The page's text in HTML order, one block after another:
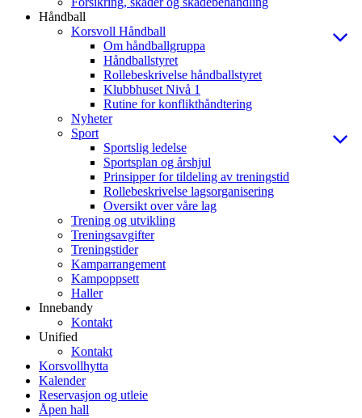
Håndball
Korsvoll Håndball
Om håndballgruppa
Håndballstyret
Rollebeskrivelse håndballstyret
Klubbhuset Nivå 1
Rutine for konflikthåndtering
Nyheter
Sport
Sportslig ledelse
Sportsplan og årshjul
Prinsipper for tildeling av treningstid
Rollebeskrivelse lagsorganisering
Oversikt over våre lag
Trening og utvikling
Treningsavgifter
Treningstider
Kamparrangement
Kampoppsett
Haller
Innebandy
Kontakt
Unified
Kontakt
Korsvollhytta
Kalender
Reservasjon og utleie
Åpen hall